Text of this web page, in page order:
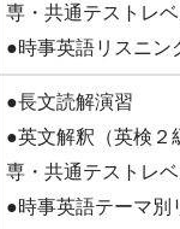
専・共通テストレベ
●時事英語リスニン
●長文読解演習
●英文解釈（英検２
専・共通テストレベ
●時事英語テーマ別